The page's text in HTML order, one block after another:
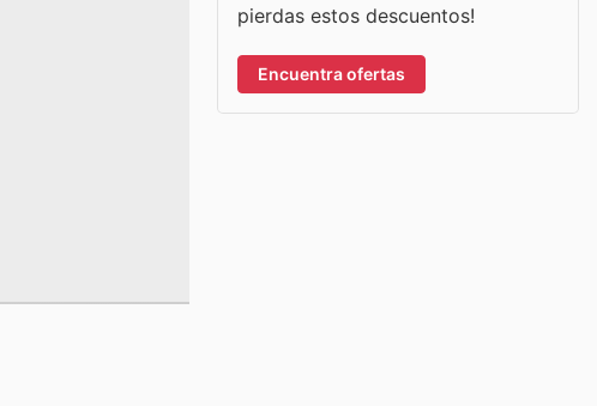
pierdas estos descuentos!
Encuentra ofertas